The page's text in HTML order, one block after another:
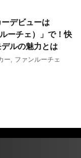
デビューは
ーチェ）」で！快
ルの魅力とは
ー ファンルーチェ